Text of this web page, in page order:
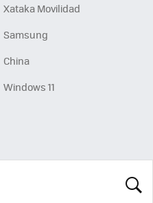
Xataka Movilidad
Samsung
China
Windows 11